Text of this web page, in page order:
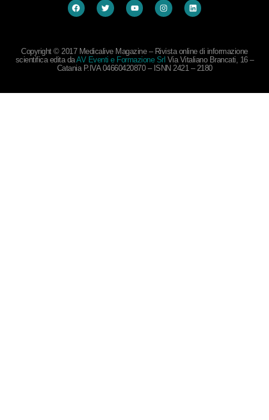
Copyright © 2017 Medicalive Magazine – Rivista online di informazione
scientifica edita daAV Eventi e Formazione Srl Via Vitaliano Brancati, 16 –
Catania P.IVA 04660420870 – ISNN 2421 – 2180